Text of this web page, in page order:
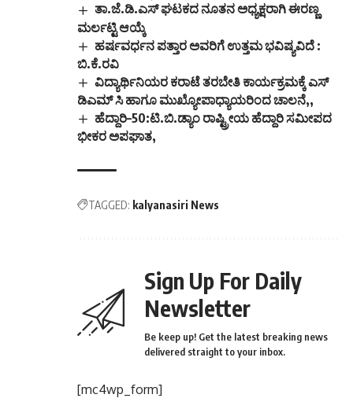
ತಾ.ಜೆ.ಡಿ.ಎಸ್ ಘಟಕದ ನೂತನ ಅಧ್ಯಕ್ಷರಾಗಿ ಈರಣ್ಣ
ಮರ್ಲಟ್ಟಿ ಆಯ್ಕೆ
ಹರ್ಷವರ್ಧನ ಪತ್ತಾರ ಅವರಿಗೆ ಉತ್ತಮ ಭವಿಷ್ಯವಿದೆ :
ಬಿ.ಕೆ.ರವಿ
ವಿದ್ಯಾರ್ಥಿನಿಯರ ಕರಾಟೆ ತರಬೇತಿ ಕಾರ್ಯಕ್ರಮಕ್ಕೆ ಎಸ್
ಡಿಎಮ್ ಸಿ ಹಾಗೂ ಮುಖ್ಯೋಪಾಧ್ಯಾಯರಿಂದ ಚಾಲನೆ,,
ಹೆದ್ದಾರಿ–50:ಟಿ.ಬಿ.ಡ್ಯಾಂ ರಾಷ್ಟ್ರೀಯ ಹೆದ್ದಾರಿ ಸಮೀಪದ
ಭೀಕರ ಅಪಘಾತ,
TAGGED: kalyanasiri News
Sign Up For Daily
Newsletter
Be keep up! Get the latest breaking news
delivered straight to your inbox.
[mc4wp_form]